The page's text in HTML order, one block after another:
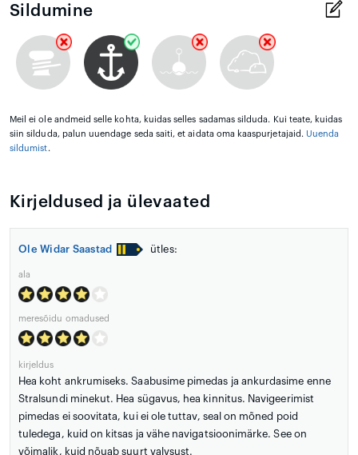
Sildumine
Meil ei ole andmeid selle kohta, kuidas selles sadamas silduda. Kui teate, kuidas
siin silduda, palun uuendage seda saiti, et aidata oma kaaspurjetajaid. Uuenda
sildumist.
Kirjeldused ja ülevaated
Ole Widar Saastad ütles:
ala
meresõidu omadused
kirjeldus
Hea koht ankrumiseks. Saabusime pimedas ja ankurdasime enne
Stralsundi minekut. Hea sügavus, hea kinnitus. Navigeerimist
pimedas ei soovitata, kui ei ole tuttav, seal on mõned poid
tuledega, kuid on kitsas ja vähe navigatsioonimärke. See on
võimalik, kuid nõuab suurt valvsust.